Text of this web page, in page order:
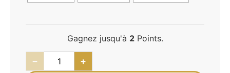
Gagnez jusqu'à 2Points.
− +